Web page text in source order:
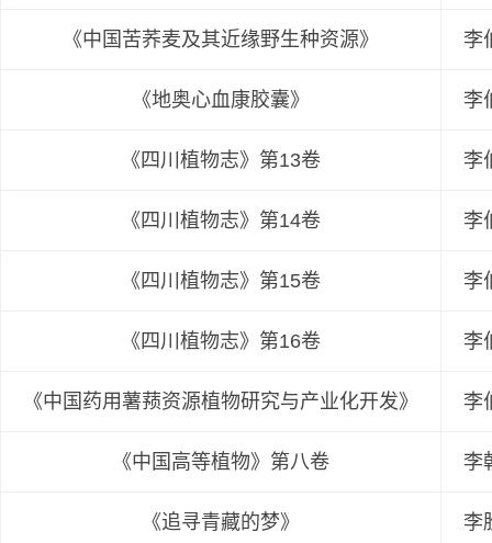
《中国苦荞麦及其近缘野生种资源》 李
《地奥心血康胶囊》 李
《四川植物志》第13卷 李
《四川植物志》第14卷 李
《四川植物志》第15卷 李
《四川植物志》第16卷 李
《中国药用薯蓣资源植物研究与产业化开发》 李
《中国高等植物》第八卷 李
《追寻青藏的梦》 李